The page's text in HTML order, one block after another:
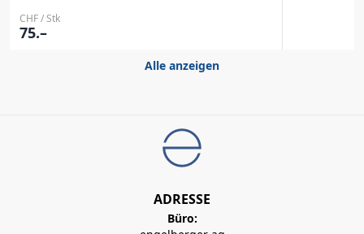
CHF / Stk
75.–
Alle anzeigen
ADRESSE
Büro: